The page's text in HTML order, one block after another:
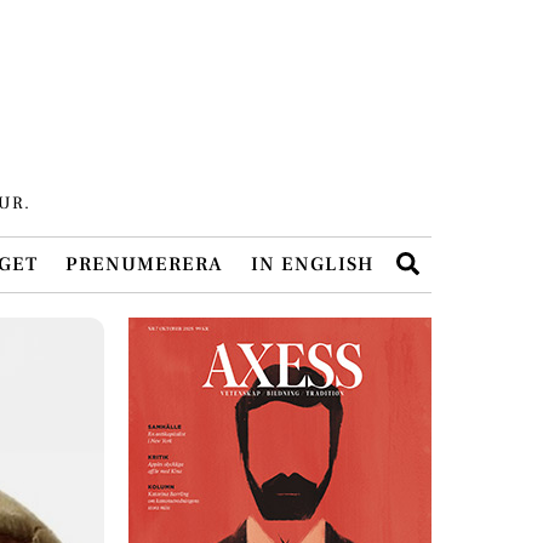
PRENUMERERA IN ENGLISH